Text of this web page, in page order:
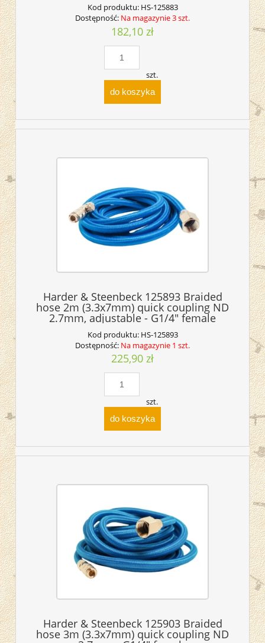
Kod produktu: HS-125883
Dostępność: Na magazynie 3 szt.
182,10 zł
szt.
do koszyka
Harder & Steenbeck 125893 Braided
hose 2m (3.3x7mm) quick coupling ND
2.7mm, adjustable - G1/4" female
Kod produktu: HS-125893
Dostępność: Na magazynie 1 szt.
225,90 zł
szt.
do koszyka
Harder & Steenbeck 125903 Braided
hose 3m (3.3x7mm) quick coupling ND